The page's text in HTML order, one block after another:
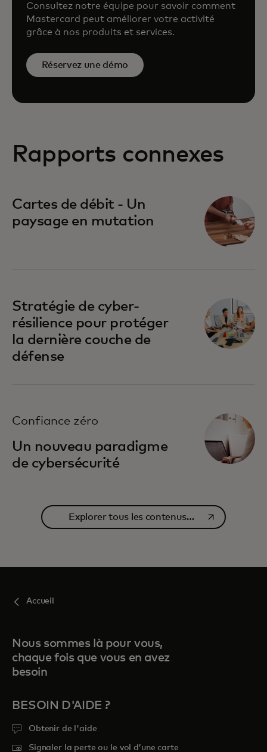
Consultez notre équipe pour savoir comment
Mastercard peut améliorer votre activité
grâce à nos produits et services.
Réservez une démo
Rapports connexes
Cartes de débit - Un
paysage en mutation
Stratégie de cyber-
résilience pour protéger
la dernière couche de
défense
Confiance zéro
Un nouveau paradigme
de cybersécurité
Explorer tous les contenus
s’ouvre dans un nouvel onglet
Accueil
Nous sommes là pour vous,
chaque fois que vous en avez
besoin
BESOIN D'AIDE ?
Obtenir de l'aide
Signaler la perte ou le vol d’une carte